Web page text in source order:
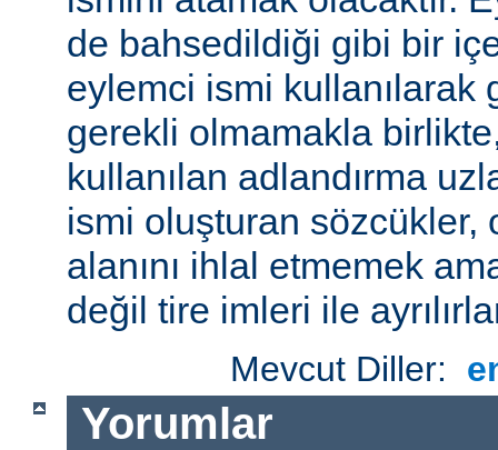
de bahsedildiği gibi bir
eylemci ismi kullanılarak
gerekli olmamakla
kullanılan adlandırma
ismi oluşturan sözcükler,
alanını ihlal etmemek
değil tire imleri ile
Mevcut Diller:
Yorumlar